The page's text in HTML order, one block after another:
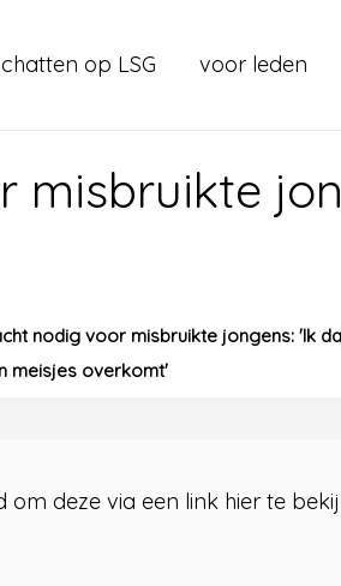
op LSG voor leden
misbruikte
nodig voor misbruikte jongens: 'Ik
meisjes overkomt'
deze via een link hier te